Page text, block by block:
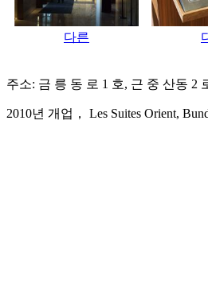
다른
주소: 금 릉 동 로 1 호, 근 중 산동 2
2010년 개업， Les Suites Orient,